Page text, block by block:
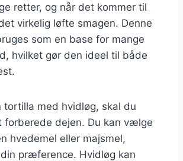
retter, og når det kommer til
virkelig løfte smagen. Denne
som en base for mange
hvilket gør den ideel til både
tortilla med hvidløg, skal du
forberede dejen. Du kan vælge
hvedemel eller majsmel,
præference. Hvidløg kan